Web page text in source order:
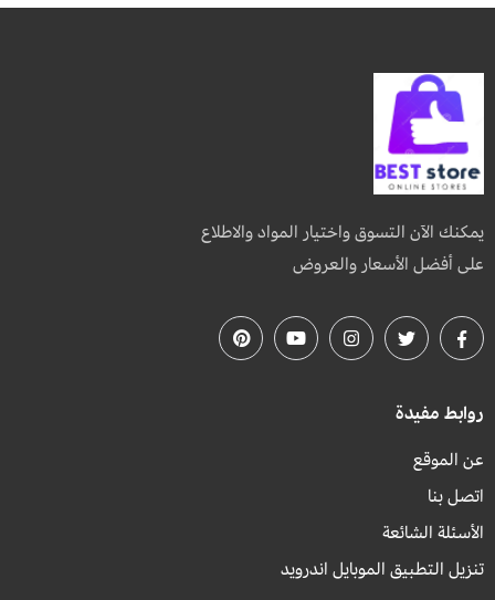
يمكنك الآن التسوق واختيار المواد والاطلاع
على أفضل الأسعار والعروض
روابط مفيدة
عن الموقع
اتصل بنا
الأسئلة الشائعة
تنزيل التطبيق الموبايل اندرويد